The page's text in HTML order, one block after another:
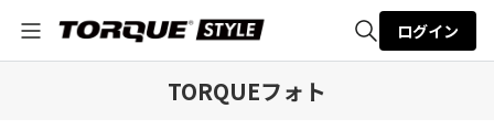
ログイン
TORQUEフォト